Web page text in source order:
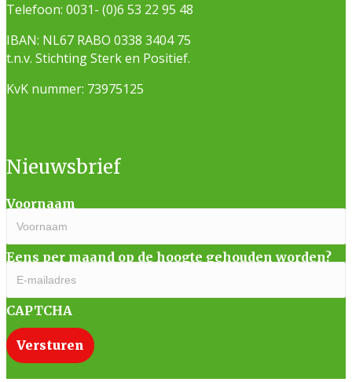
Telefoon: 0031- (0)6 53 22 95 48
IBAN: NL67 RABO 0338 3404 75
t.n.v. Stichting Sterk en Positief.
KvK nummer: 73975125
Nieuwsbrief
Voornaam
Eens per maand op de hoogte gehouden worden?
CAPTCHA